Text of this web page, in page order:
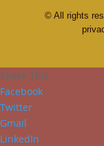
© All rights
Share This
Facebook
Twitter
Gmail
LinkedIn